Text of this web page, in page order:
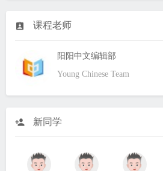
课程老师
阳阳中文编辑部
Young Chinese Team
新同学